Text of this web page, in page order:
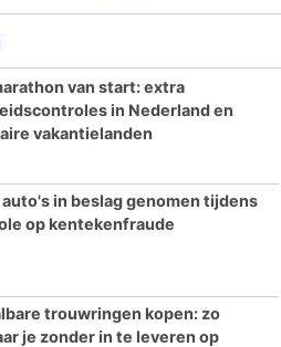
van start: extra
in Nederland en
vakantielanden
in beslag genomen tijdens
op kentekenfraude
trouwringen kopen: zo
je zonder in te leveren op